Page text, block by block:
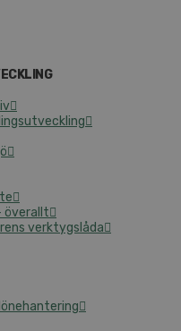
överallt
verk­tygs­lå­da